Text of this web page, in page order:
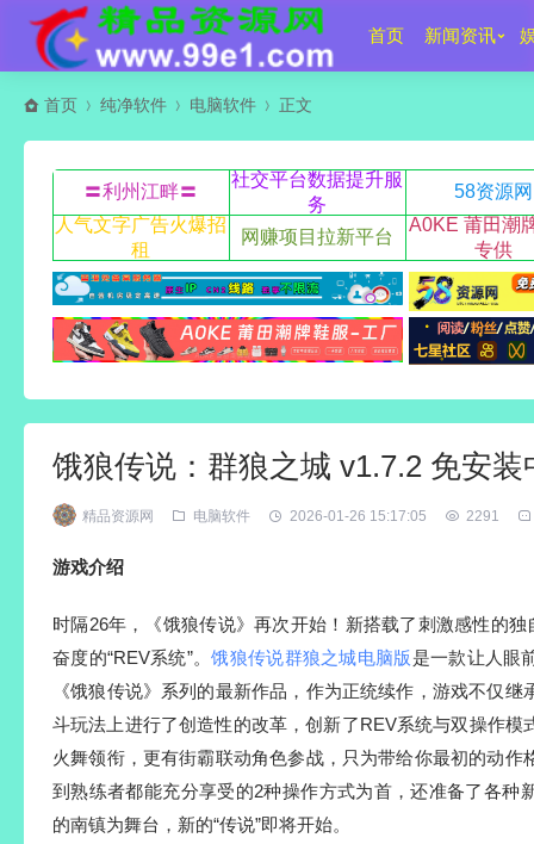
首页 新闻资讯
首页 纯净软件 电脑软件 正文
〓利州江畔〓
社交平台数据提升服
务
58资源网
人气文字广告火爆招
租
网赚项目拉新平台
A0KE 莆田潮
专供
饿狼传说：群狼之城 v1.7.2 免安装
精品资源网 电脑软件 2026-01-26 15:17:05 2291
游戏介绍
时隔26年，《饿狼传说》再次开始！新搭载了刺激感性的独
奋度的“REV系统”。饿狼传说群狼之城电脑版是一款让人眼
《饿狼传说》系列的最新作品，作为正统续作，游戏不仅
斗玩法上进行了创造性的改革，创新了REV系统与双操作模
火舞领衔，更有街霸联动角色参战，只为带给你最初的动作
到熟练者都能充分享受的2种操作方式为首，还准备了各种
的南镇为舞台，新的“传说”即将开始。